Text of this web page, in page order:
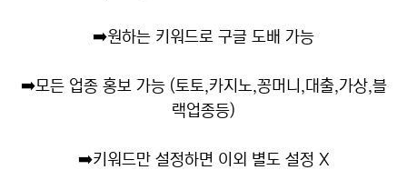
➡️원하는 키워드로 구글 도배 가능
➡️모든 업종 홍보 가능 (토토,카지노,꽁머니,대출,가상,블
랙업종등)
➡️키워드만 설정하면 이외 별도 설정 X